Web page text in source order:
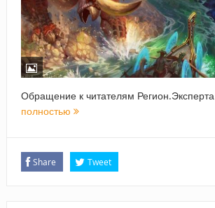
Обращение к читателям Регион.Эксперта
полностью
Share Tweet